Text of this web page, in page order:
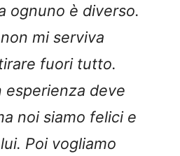
ognuno è diverso.
mi serviva
fuori tutto.
esperienza deve
noi siamo felici e
Poi vogliamo